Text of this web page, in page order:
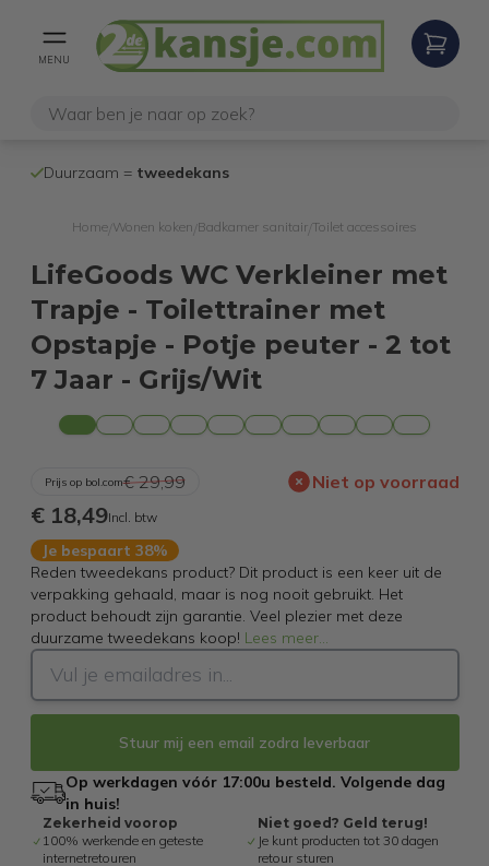
MENU
Duurzaam = tweedekans
Home Wonen koken Badkamer sanitair Toilet accessoires
LifeGoods WC Verkleiner met
Trapje - Toilettrainer met
Opstapje - Potje peuter - 2 tot
7 Jaar - Grijs/Wit
Prijs op bol.com€ 29,99 Niet op voorraad
€ 18,49Incl. btw
Je bespaart 38%
Reden tweedekans product? Dit product is een keer uit de
verpakking gehaald, maar is nog nooit gebruikt. Het
product behoudt zijn garantie. Veel plezier met deze
duurzame tweedekans koop! Lees meer...
Stuur mij een email zodra leverbaar
Op werkdagen vóór 17:00u besteld. Volgende dag
in huis!
Zekerheid voorop
100% werkende en geteste
internetretouren
Niet goed? Geld terug!
Je kunt producten tot 30 dagen
retour sturen